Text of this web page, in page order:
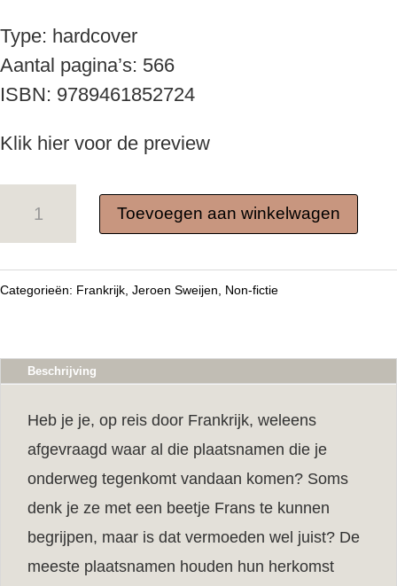
Type: hardcover
Aantal pagina’s: 566
ISBN: 9789461852724
Klik hier voor de preview
Lyon
Dijon
aantal
Toevoegen aan winkelwagen
Categorieën: Frankrijk, Jeroen Sweijen, Non-fictie
Beschrijving
Heb je je, op reis door Frankrijk, weleens
afgevraagd waar al die plaatsnamen die je
onderweg tegenkomt vandaan komen? Soms
denk je ze met een beetje Frans te kunnen
begrijpen, maar is dat vermoeden wel juist? De
meeste plaatsnamen houden hun herkomst